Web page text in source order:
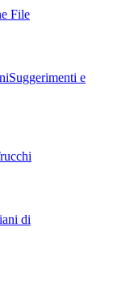
File
Suggerimenti e
di